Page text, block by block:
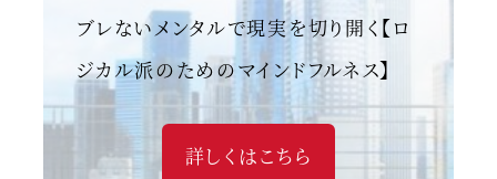
ブレないメンタルで現実を切り開く【ロ
ジカル派のためのマインドフルネス】
詳しくはこちら